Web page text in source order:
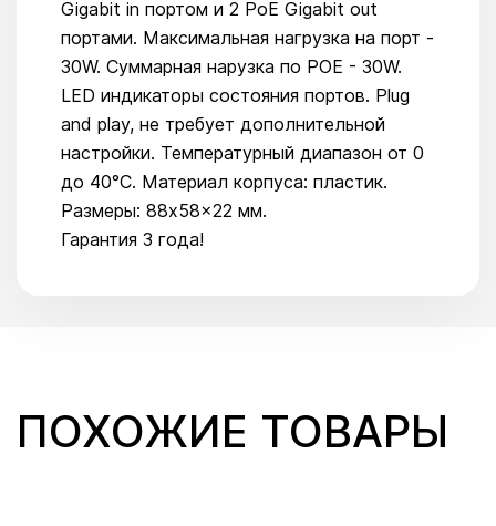
Gigabit in портом и 2 PoE Gigabit out
портами. Максимальная нагрузка на порт -
30W. Суммарная нарузка по POE - 30W.
LED индикаторы состояния портов. Plug
and play, не требует дополнительной
настройки. Температурный диапазон от 0
до 40°C. Материал корпуса: пластик.
Размеры: 88x58x22 мм.
Гарантия 3 года!
ПОХОЖИЕ ТОВАРЫ